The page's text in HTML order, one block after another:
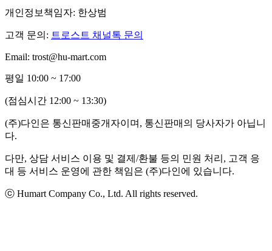
개인정보책임자: 한상범
고객 문의: 트로스트 채널톡 문의
Email: trost@hu-mart.com
평일 10:00 ~ 17:00
(점심시간 12:00 ~ 13:30)
(주)다인은 통신판매중개자이며, 통신판매의 당사자가 아닙니
다.
다만, 상담 서비스 이용 및 결제/환불 등의 민원 처리, 고객 응
대 등 서비스 운영에 관한 책임은 (주)다인에 있습니다.
ⓒ Humart Company Co., Ltd. All rights reserved.